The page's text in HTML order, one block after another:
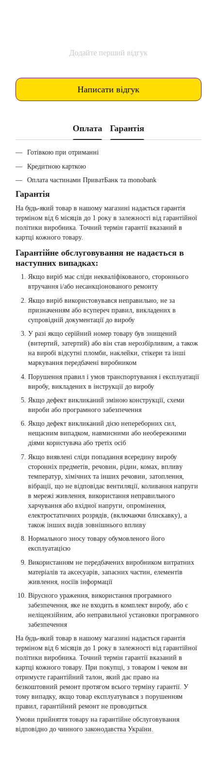
Додайте перший відгук
Написати відгук
Оплата Гарантія
Готівкою при отриманні
Кредитною карткою
Оплата частинами ПриватБанк та monobank
Гарантія
На будь-який товар в нашому магазині надається гарантія
терміном від 6 місяців до 1 року в залежності від гарантійної
політики виробника. Точний термін гарантії вказаний в
картці кожного товару.
Гарантійне обслуговування не надається в
наступних випадках:
Якщо виріб має сліди некваліфікованого, стороннього
втручання і/або несанкціонованого ремонту
Якщо виріб використовувався неправильно, не за
призначенням або всупереч правил, викладених в
супровідній документації до виробу
У разі якщо серійний номер товару був знищений
(витертий, затертий) або він став нерозбірливим, а також
на виробі відсутні пломби, наклейки, стікери та інші
маркування передбачені виробником
Порушення правил і умов транспортування і експлуатації
виробу, викладених в інструкції до виробу
Якщо дефект викликаний зміною конструкції, схеми
вироби або програмного забезпечення
Якщо дефект викликаний дією непереборних сил,
нещасним випадком, навмисними або необережними
діями користувача або третіх осіб
Якщо виявлені сліди попадання всередину виробу
сторонніх предметів, речовин, рідин, комах, впливу
температур, хімічних та інших речовин, затоплення,
вібрації, що не відповідає вентиляції, коливання напруги
в мережі живлення, використання неправильного
харчування або вхідної напруги, опромінення,
електростатичних розрядів, (включаючи блискавку), а
також інших видів зовнішнього впливу
Нормального зносу товару обумовленого його
експлуатацією
Використанням не передбачених виробником витратних
матеріалів та аксесуарів, запасних частин, елементів
живлення, носіїв інформації
Вірусного ураження, використання програмного
забезпечення, яке не входить в комплект виробу, або є
неліцензійним, або неправильної установки програмного
забезпечення
На будь-який товар в нашому магазині надається гарантія
терміном від 6 місяців до 1 року в залежності від гарантійної
політики виробника. Точний термін гарантії вказаний в
картці кожного товару. При покупці, з товаром і чеком ви
отримуєте гарантійний талон, який дає право на
безкоштовний ремонт протягом всього терміну гарантії. У
тому випадку, якщо товар експлуатувався з порушенням
правил, гарантійний ремонт не проводиться.
Умови прийняття товару на гарантійне обслуговування
відповідно до чинного законодавства України.